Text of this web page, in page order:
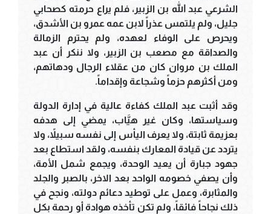
الشرعي عبد الله بن الزبير، فلم يراع حرمته كصحابي
جليل، ولم يلتمس عذراً لابن عمه عمرو بن الأشدق،
ويحرص على الوفاء لعهده، ولم يحترم الزمالة
والصداقة مع مصعب بن الزبير، ولا ننكر أن عبد
الملك بن مروان كان من عقلاء الرجال ودهاتهم،
ومن أكثرهم حزماً وشجاعة وإقداماً.
وقد أثبت عبد الملك كفاءة عالية في إدارة الدولة
وسياستها، وكان غير هيَّاب، يمضي إلى هدفه
بعزيمة ثابتة، ولا يعرف اليأس إلى نفسه سبيلاً، ولا
يتردد عن قيادة المعارك بنفسه، ولقد استطاع بعد
جهود جبارة أن يعيد الوحدة، ويجمع شمل الأمة،
وأن يصفي خصومه الواحد بعد الاخر، بالصبر والجلد
والمثابرة، وعمل على توطيد دعائم دولته، ونجح في
ذلك نجاحاً فائقاً، ولم تكن تأخذه هوادة أو رحمة بكل